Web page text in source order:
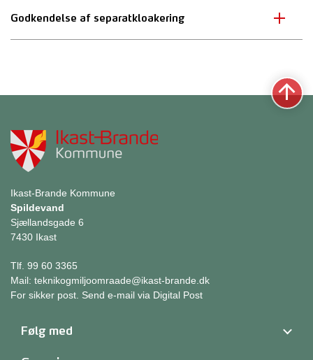
Godkendelse af separatkloakering
Ikast-Brande Kommune
Spildevand
Sjællandsgade 6
7430 Ikast
Tlf. 99 60 3365
Mail: teknikogmiljoomraade@ikast-brande.dk
For sikker post. Send e-mail via Digital Post
Følg med